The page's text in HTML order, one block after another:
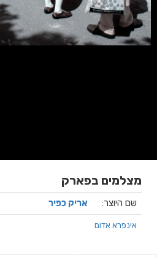
מצלמים בפארק
שם היוצר: אריק כפיר
אינפרא אדום